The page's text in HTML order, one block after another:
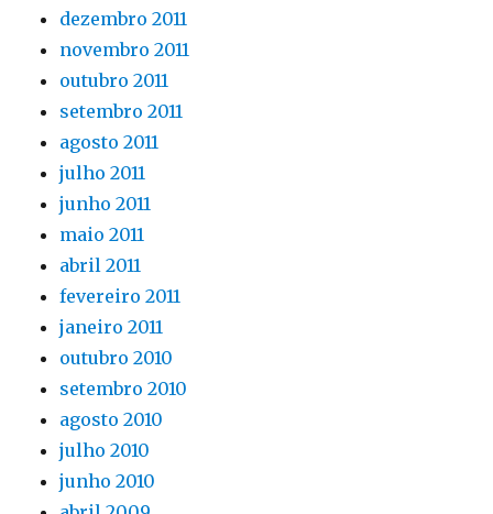
dezembro 2011
novembro 2011
outubro 2011
setembro 2011
agosto 2011
julho 2011
junho 2011
maio 2011
abril 2011
fevereiro 2011
janeiro 2011
outubro 2010
setembro 2010
agosto 2010
julho 2010
junho 2010